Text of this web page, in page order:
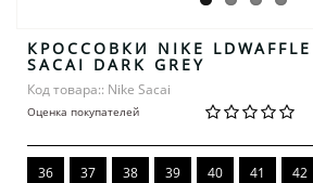
КРОССОВКИ NIKE LDWAFFLE
SACAI DARK GREY
Код товара:: Nike Sacai
Оценка покупателей
36 37 38 39 40 41 42